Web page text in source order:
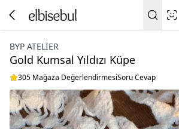
BYP ATELIER
Gold Kumsal Yıldızı Küpe
305 Mağaza DeğerlendirmesiSoru Cevap